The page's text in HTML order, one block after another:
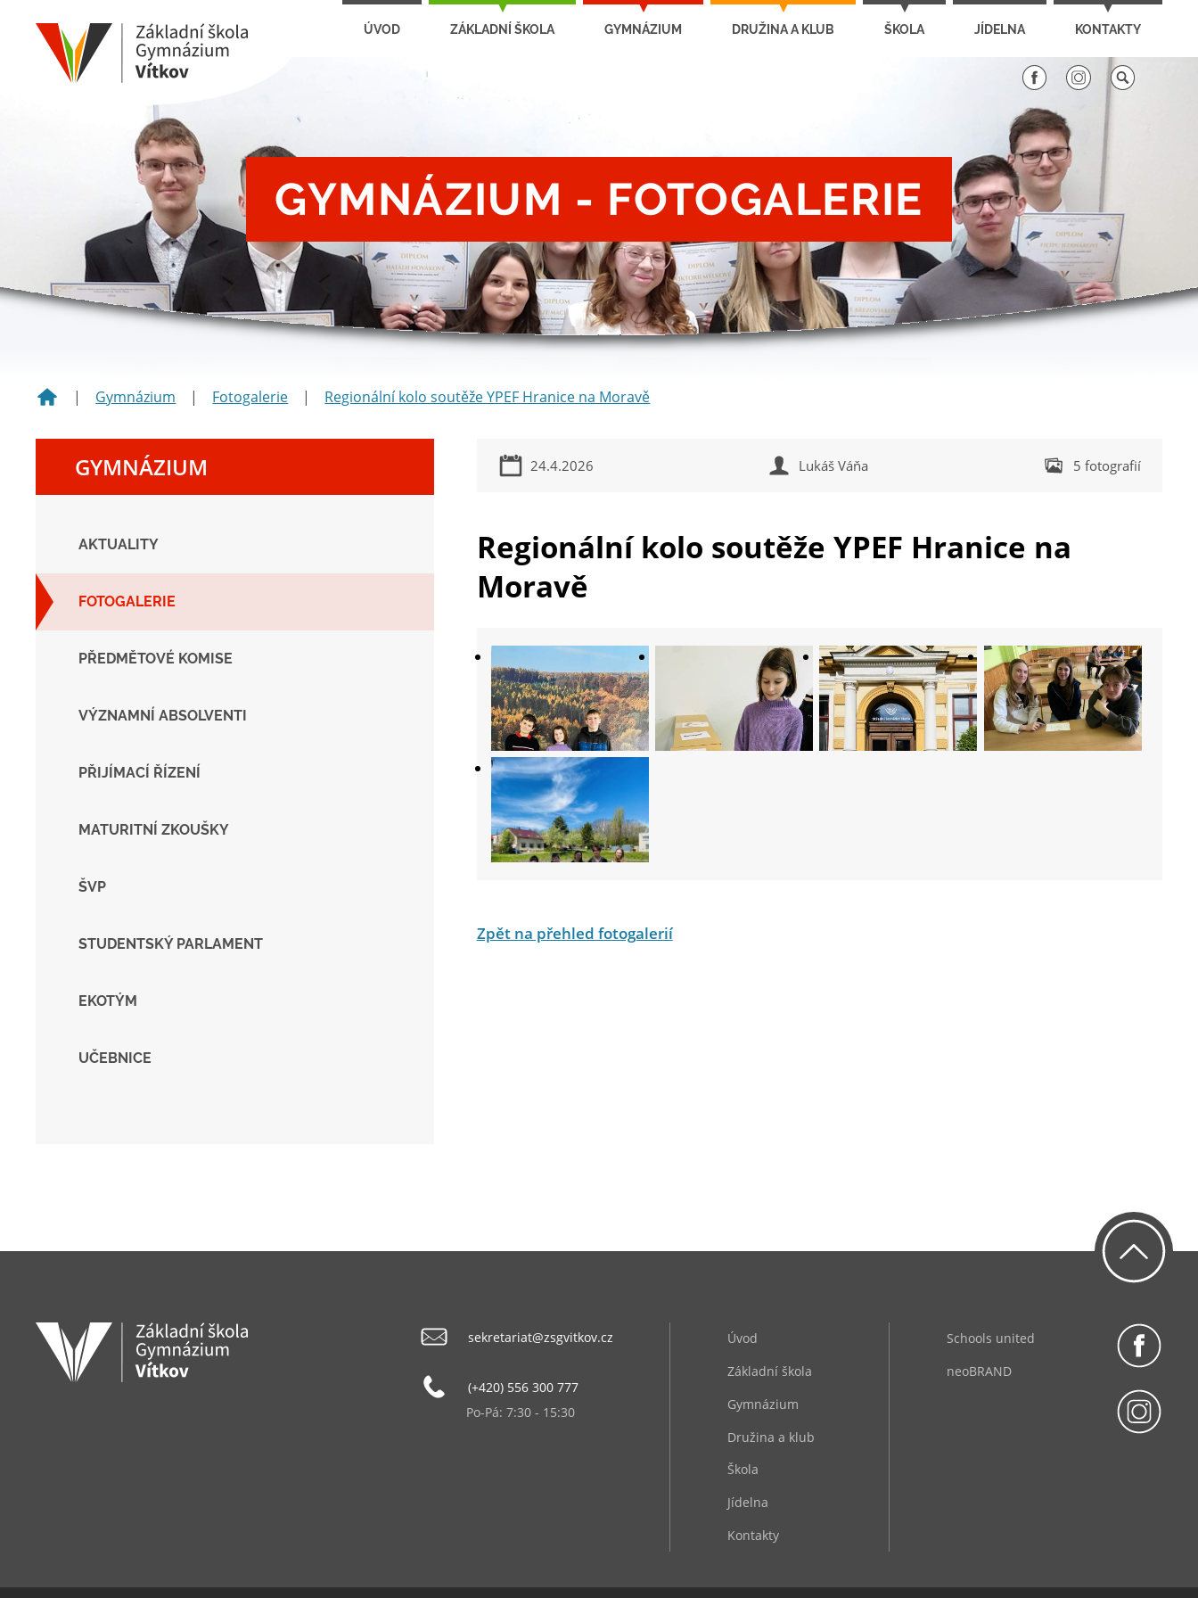
ÚVOD ZÁKLADNÍ ŠKOLA GYMNÁZIUM DRUŽINA A KLUB ŠKOLA JÍDELNA KONTAKTY
GYMNÁZIUM - FOTOGALERIE
| Gymnázium | Fotogalerie | Regionální kolo soutěže YPEF Hranice na Moravě
24.4.2026 Lukáš Váňa 5 fotografií
Regionální kolo soutěže YPEF Hranice na
Moravě
Zpět na přehled fotogalerií
GYMNÁZIUM
AKTUALITY
FOTOGALERIE
PŘEDMĚTOVÉ KOMISE
VÝZNAMNÍ ABSOLVENTI
PŘIJÍMACÍ ŘÍZENÍ
MATURITNÍ ZKOUŠKY
ŠVP
STUDENTSKÝ PARLAMENT
EKOTÝM
UČEBNICE
sekretariat@zsgvitkov.cz
(+420) 556 300 777
Po-Pá: 7:30 - 15:30
Úvod
Základní škola
Gymnázium
Družina a klub
Škola
Jídelna
Kontakty
Schools united
neoBRAND